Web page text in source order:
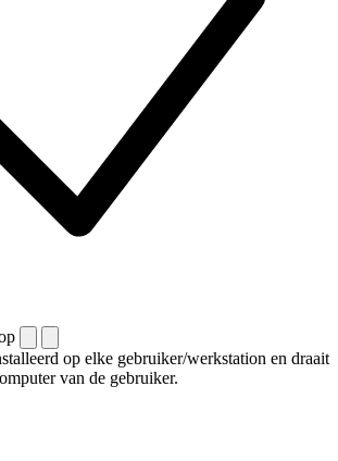
op elke gebruiker/werkstation en draait
van de gebruiker.